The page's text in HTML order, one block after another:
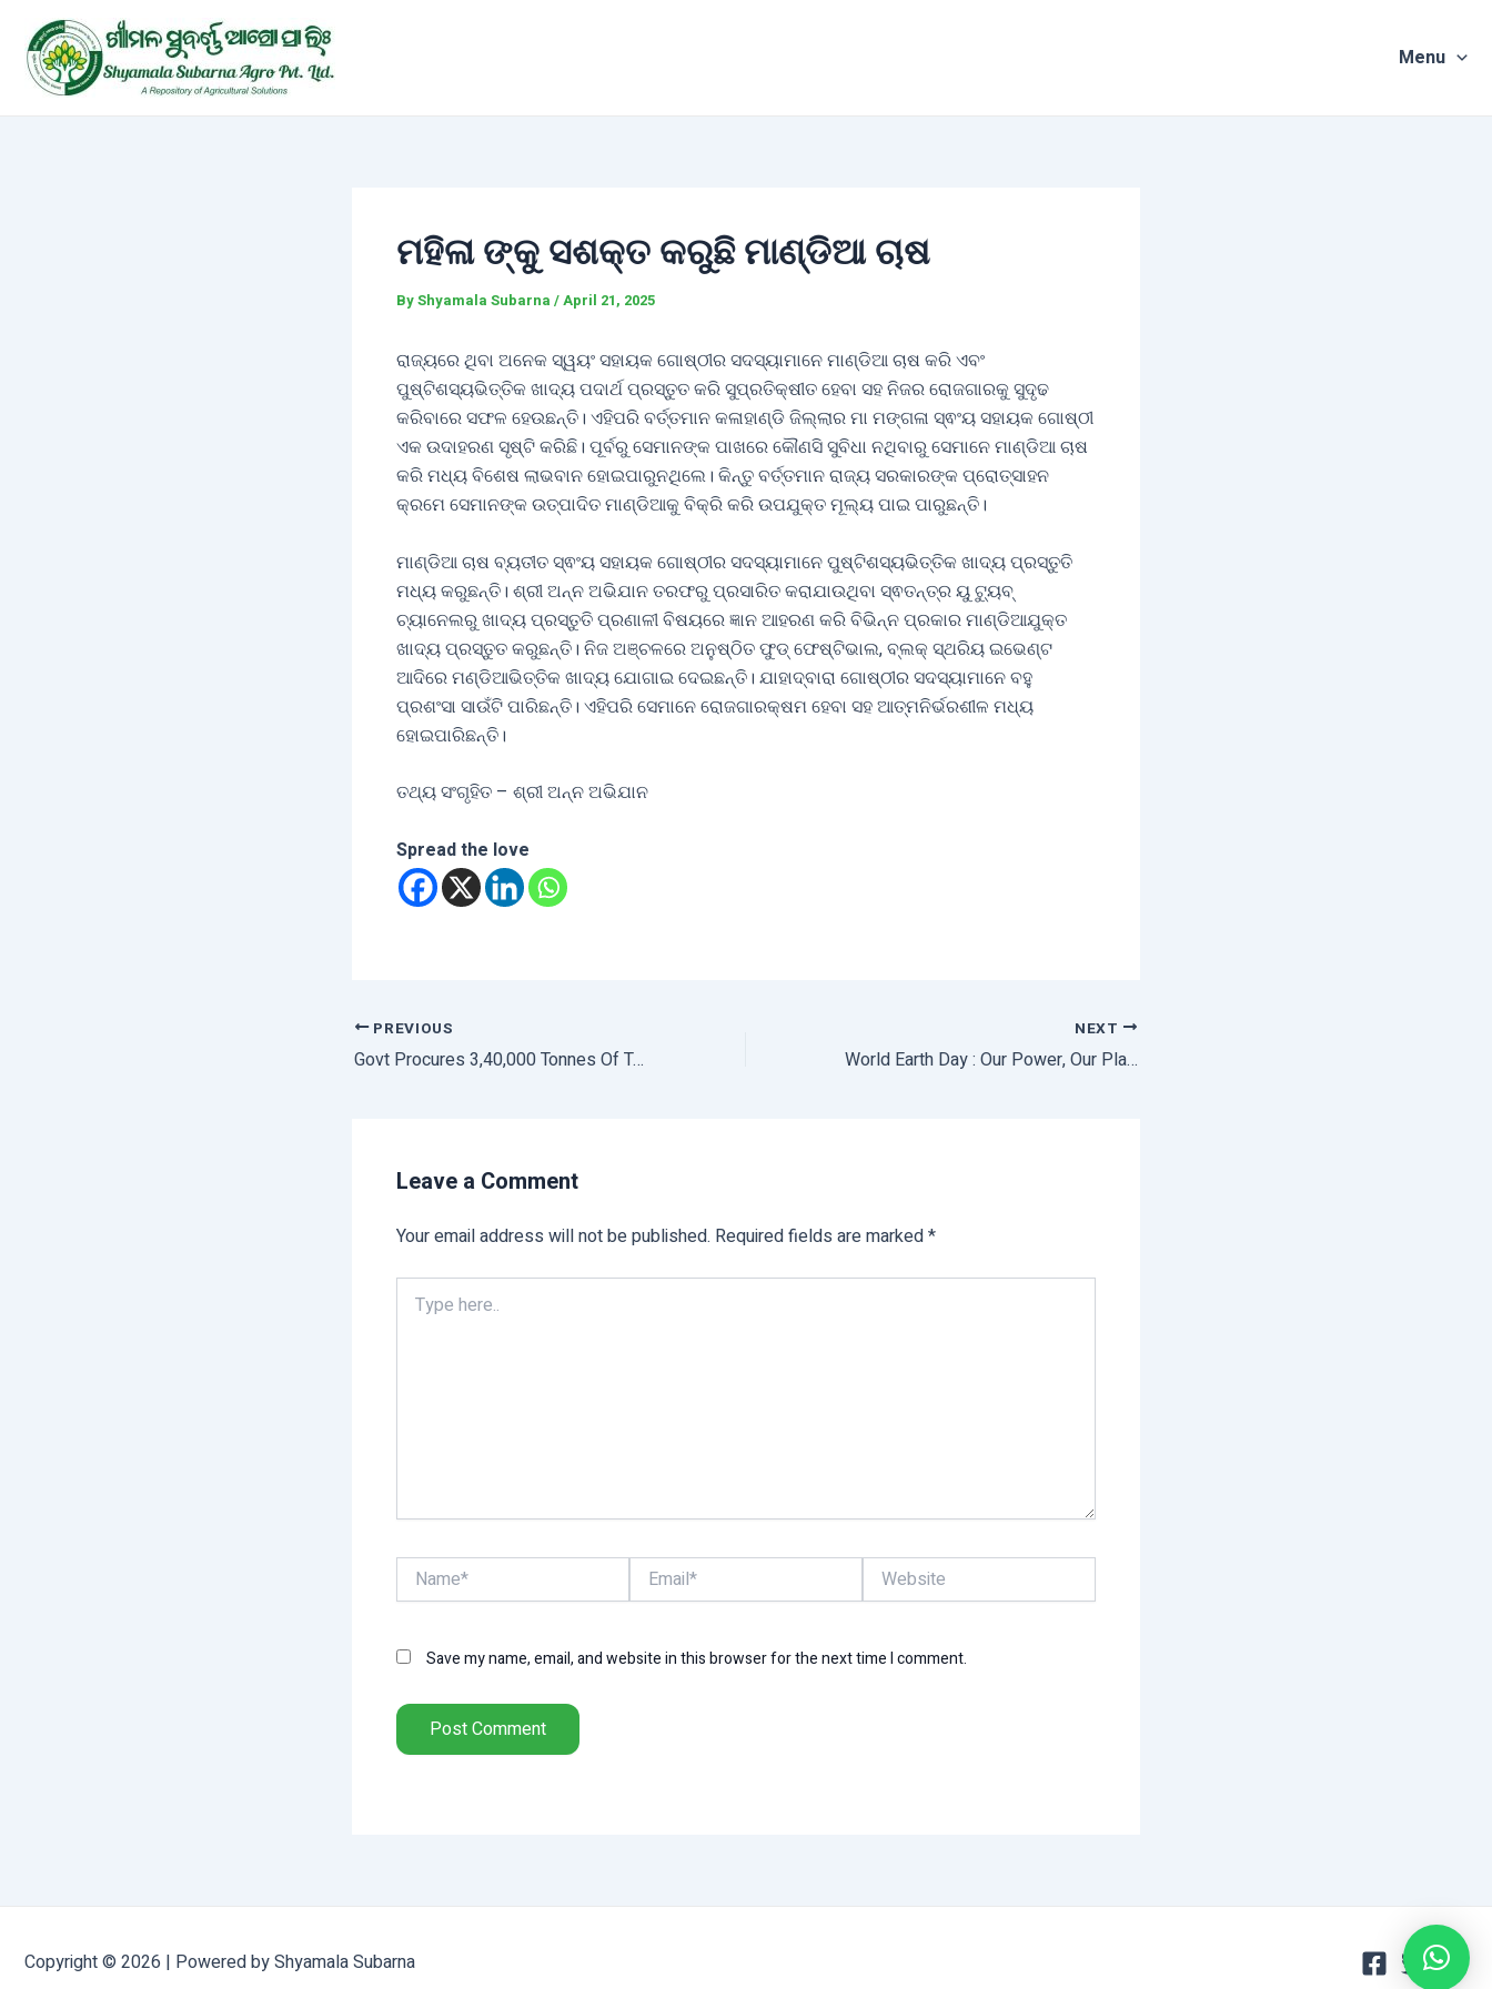
content
Menu
ମହିଳା ଙ୍କୁ ସଶକ୍ତ କରୁଛି ମାଣ୍ଡିଆ ଚାଷ
ByShyamala Subarna /April 21, 2025
ରାଜ୍ୟରେ ଥିବା ଅନେକ ସ୍ୱୟଂ ସହାୟକ ଗୋଷ୍ଠୀର ସଦସ୍ୟାମାନେ ମାଣ୍ଡିଆ ଚାଷ କରି ଏବଂ
ପୁଷ୍ଟିଶସ୍ୟଭିତ୍ତିକ ଖାଦ୍ୟ ପଦାର୍ଥ ପ୍ରସ୍ତୁତ କରି ସୁପ୍ରତିକ୍ଷୀତ ହେବା ସହ ନିଜର ରୋଜଗାରକୁ ସୁଦୃଢ
କରିବାରେ ସଫଳ ହେଉଛନ୍ତି। ଏହିପରି ବର୍ତ୍ତମାନ କଳାହାଣ୍ଡି ଜିଲ୍ଲାର ମା ମଙ୍ଗଳା ସ୍ଵଂୟ ସହାୟକ ଗୋଷ୍ଠୀ
ଏକ ଉଦାହରଣ ସୃଷ୍ଟି କରିଛି। ପୂର୍ବରୁ ସେମାନଙ୍କ ପାଖରେ କୌଣସି ସୁବିଧା ନଥିବାରୁ ସେମାନେ ମାଣ୍ଡିଆ ଚାଷ
କରି ମଧ୍ୟ ବିଶେଷ ଲାଭବାନ ହୋଇପାରୁନଥିଲେ। କିନ୍ତୁ ବର୍ତ୍ତମାନ ରାଜ୍ୟ ସରକାରଙ୍କ ପ୍ରୋତ୍ସାହନ
କ୍ରମେ ସେମାନଙ୍କ ଉତ୍ପାଦିତ ମାଣ୍ଡିଆକୁ ବିକ୍ରି କରି ଉପଯୁକ୍ତ ମୂଲ୍ୟ ପାଇ ପାରୁଛନ୍ତି।
ମାଣ୍ଡିଆ ଚାଷ ବ୍ୟତୀତ ସ୍ଵଂୟ ସହାୟକ ଗୋଷ୍ଠୀର ସଦସ୍ୟାମାନେ ପୁଷ୍ଟିଶସ୍ୟଭିତ୍ତିକ ଖାଦ୍ୟ ପ୍ରସ୍ତୁତି
ମଧ୍ୟ କରୁଛନ୍ତି। ଶ୍ରୀ ଅନ୍ନ ଅଭିଯାନ ତରଫରୁ ପ୍ରସାରିତ କରାଯାଉଥିବା ସ୍ଵତନ୍ତ୍ର ୟୁ ଟ୍ୟୁବ୍
ଚ୍ୟାନେଲରୁ ଖାଦ୍ୟ ପ୍ରସ୍ତୁତି ପ୍ରଣାଳୀ ବିଷୟରେ ଜ୍ଞାନ ଆହରଣ କରି ବିଭିନ୍ନ ପ୍ରକାର ମାଣ୍ଡିଆଯୁକ୍ତ
ଖାଦ୍ୟ ପ୍ରସ୍ତୁତ କରୁଛନ୍ତି। ନିଜ ଅଞ୍ଚଳରେ ଅନୁଷ୍ଠିତ ଫୁଡ୍ ଫେଷ୍ଟିଭାଲ, ବ୍ଲକ୍ ସ୍ଥରିୟ ଇଭେଣ୍ଟ
ଆଦିରେ ମଣ୍ଡିଆଭିତ୍ତିକ ଖାଦ୍ୟ ଯୋଗାଇ ଦେଇଛନ୍ତି। ଯାହାଦ୍ବାରା ଗୋଷ୍ଠୀର ସଦସ୍ୟାମାନେ ବହୁ
ପ୍ରଶଂସା ସାଉଁଟି ପାରିଛନ୍ତି। ଏହିପରି ସେମାନେ ରୋଜଗାରକ୍ଷମ ହେବା ସହ ଆତ୍ମନିର୍ଭରଶୀଳ ମଧ୍ୟ
ହୋଇପାରିଛନ୍ତି।
ତଥ୍ୟ ସଂଗୃହିତ – ଶ୍ରୀ ଅନ୍ନ ଅଭିଯାନ
Spread the love
PREVIOUS
Govt Procures 3,40,000 Tonnes Of Tur Under Price Support Scheme
NEXT
World Earth Day : Our Power, Our Planet
Leave a Comment
Your email address will not be published. Required fields are marked*
here..
Name* Email* Website
Save my name, email, and website in this browser for the next time I comment.
Copyright © 2026 | Powered by Shyamala Subarna